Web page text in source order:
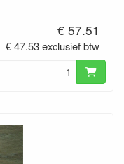
€ 57.51
€ 47.53 exclusief btw